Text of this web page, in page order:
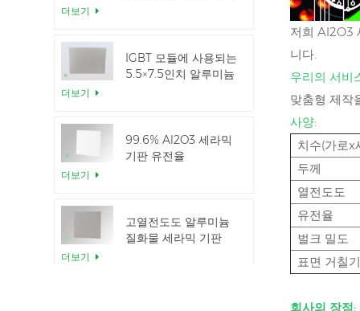
저희 Al2O3
니다.
우리의 서비
맞춤형 제작
사양:
치수(가로x
두께
열전도도
유전율
벌크 밀도
표면 거칠
회사의 장점:
더보기
IGBT 모듈에 사용되는
5.5×7.5인치 알루미늄
더보기
99.6% Al2O3 세라믹
기판 유전율
더보기
고열전도도 알루미늄
질화물 세라믹 기판
더보기